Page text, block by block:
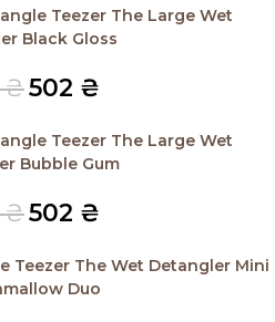
Teezer The Large Wet
Black Gloss
₴502 ₴
Teezer The Large Wet
Bubble Gum
₴502 ₴
Teezer The Wet Detangler Mini
Duo